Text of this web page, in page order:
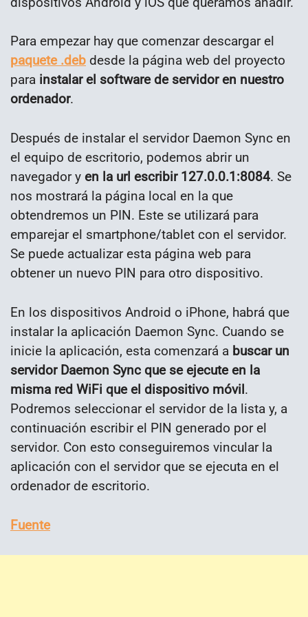
Para empezar hay que comenzar descargar el
paquete .deb desde la página web del proyecto
para instalar el software de servidor en nuestro
ordenador.
Después de instalar el servidor Daemon Sync en
el equipo de escritorio, podemos abrir un
navegador y en la url escribir 127.0.0.1:8084. Se
nos mostrará la página local en la que
obtendremos un PIN. Este se utilizará para
emparejar el smartphone/tablet con el servidor.
Se puede actualizar esta página web para
obtener un nuevo PIN para otro dispositivo.
En los dispositivos Android o iPhone, habrá que
instalar la aplicación Daemon Sync. Cuando se
inicie la aplicación, esta comenzará a buscar un
servidor Daemon Sync que se ejecute en la
misma red WiFi que el dispositivo móvil.
Podremos seleccionar el servidor de la lista y, a
continuación escribir el PIN generado por el
servidor. Con esto conseguiremos vincular la
aplicación con el servidor que se ejecuta en el
ordenador de escritorio.
Fuente